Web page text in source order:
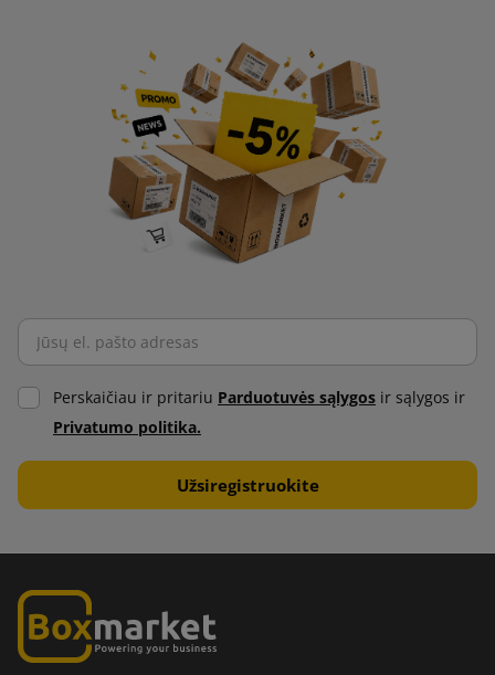
Perskaičiau ir pritariu Parduotuvės sąlygos ir sąlygos ir
Privatumo politika.